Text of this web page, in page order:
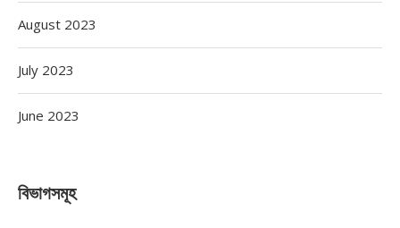
August 2023
July 2023
June 2023
বিভাগসমূহ